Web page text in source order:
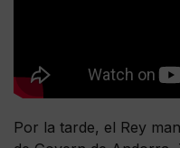
Por la tarde, el Rey